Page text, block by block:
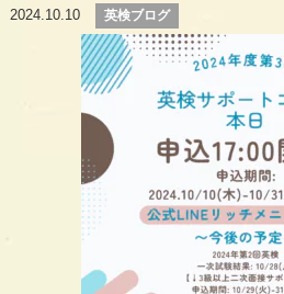
2024.10.10 英検ブログ